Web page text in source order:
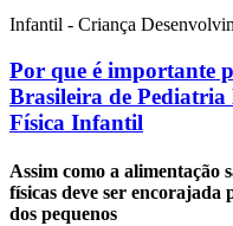
Infantil - Criança
Por que é importante
Brasileira de
Física Infantil
Assim como a alimentação
físicas deve ser encorajada
dos pequenos